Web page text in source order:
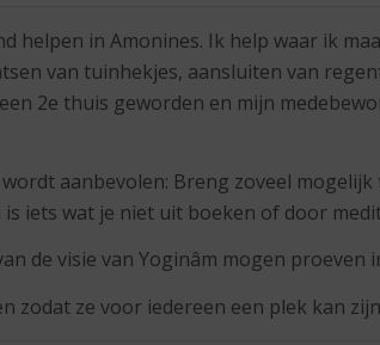
helpen in Amonines. Ik help waar ik
van tuinhekjes, aansluiten van
2e thuis geworden en mijn
aanbevolen: Breng zoveel
iets wat je niet uit boeken of door
de visie van Yoginâm mogen
ze voor iedereen een plek kan